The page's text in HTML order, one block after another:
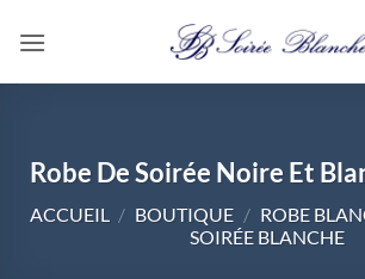
Robe De Soirée Noire Et
ACCUEIL / BOUTIQUE / ROBE
SOIRÉE BLANCHE